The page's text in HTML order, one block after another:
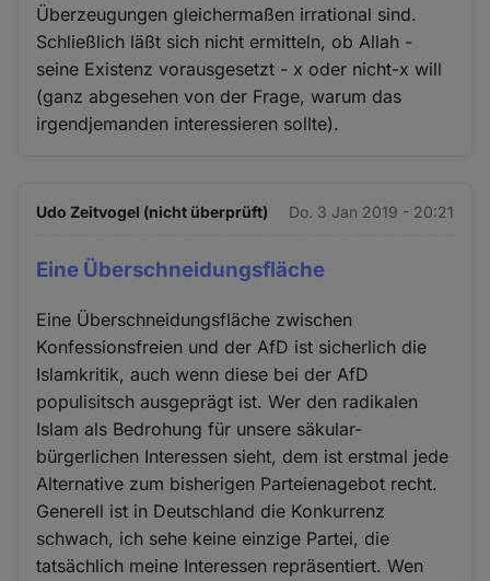
Überzeugungen gleichermaßen irrational sind.
Schließlich läßt sich nicht ermitteln, ob Allah -
seine Existenz vorausgesetzt - x oder nicht-x will
(ganz abgesehen von der Frage, warum das
irgendjemanden interessieren sollte).
Udo Zeitvogel (nicht überprüft) Do. 3 Jan 2019 - 20:21
Eine Überschneidungsfläche
Eine Überschneidungsfläche zwischen
Konfessionsfreien und der AfD ist sicherlich die
Islamkritik, auch wenn diese bei der AfD
populisitsch ausgeprägt ist. Wer den radikalen
Islam als Bedrohung für unsere säkular-
bürgerlichen Interessen sieht, dem ist erstmal jede
Alternative zum bisherigen Parteienagebot recht.
Generell ist in Deutschland die Konkurrenz
schwach, ich sehe keine einzige Partei, die
tatsächlich meine Interessen repräsentiert. Wen